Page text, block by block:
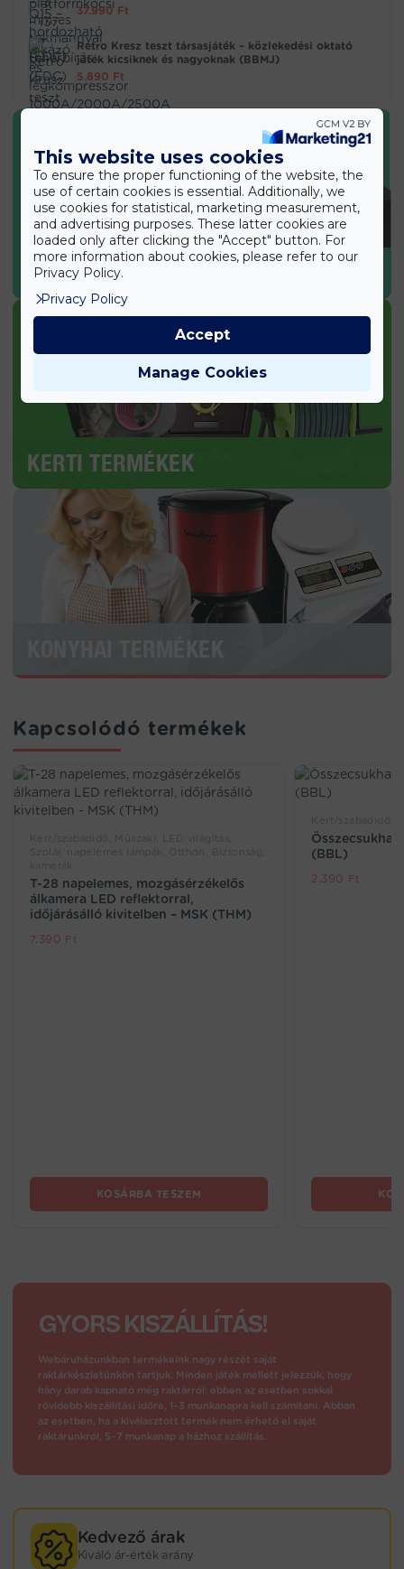
37.990 Ft
Retro Kresz teszt társasjáték – közlekedési oktató
játék kicsiknek és nagyoknak (BBMJ)
5.890 Ft
SPORT & EGÉSZSÉG
KERTI TERMÉKEK
Kapcsolódó termékek
T-28 napelemes, mozgásérzékelős
álkamera LED reflektorral,
időjárásálló kivitelben – MSK (THM)
7.390 Ft
KOSÁRBA TESZEM
(BBL)
2.390 Ft
GYORS KISZÁLLÍTÁS!
Webáruházunkban termékeink nagy részét saját
raktárkészletünkön tartjuk. Minden játék mellett jelezzük, hogy
hány darab kapható még raktárról: ebben az esetben sokkal
rövidebb kiszállítási időre, 1–3 munkanapra kell számítani. Abban
az esetben, ha a kiválasztott termék nem érhető el saját
raktárunkról, 5–7 munkanap a házhoz szállítás.
Kedvező árak
Kiváló ár-érték arány
This website uses cookies
To ensure the proper functioning of the website, the
use of certain cookies is essential. Additionally, we
use cookies for statistical, marketing measurement,
and advertising purposes. These latter cookies are
loaded only after clicking the "Accept" button. For
more information about cookies, please refer to our
Privacy Policy.
Privacy Policy
Manage Cookies
Accept